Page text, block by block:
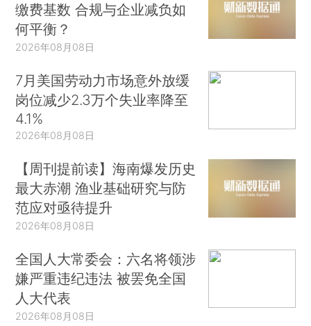
缴费基数 合规与企业减负如
何平衡？
2026年08月08日
7月美国劳动力市场意外放缓
岗位减少2.3万个失业率降至
4.1%
2026年08月08日
【周刊提前读】海南爆发历史
最大赤潮 渔业基础研究与防
范应对亟待提升
2026年08月08日
全国人大常委会：六名将领涉
嫌严重违纪违法 被罢免全国
人大代表
2026年08月08日